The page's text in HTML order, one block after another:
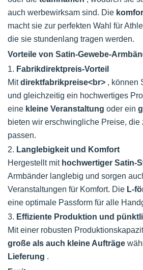
auch werbewirksam sind. Die
macht sie zur perfekten Wahl für
die sie stundenlang tragen werden.
Vorteile von Satin-Gewebe-
1. Fabrikdirektpreis-Vorteil
Mitdirektfabrikpreise<br> , können
und gleichzeitig ein hochwertiges
eine kleine Veranstaltung oder ein
bieten wir erschwingliche Preise, die
passen.
2. Langlebigkeit und Komfort
Hergestellt mit hochwertiger Satin-
Armbänder langlebig und sorgen
Veranstaltungen für Komfort. Die L-
eine optimale Passform für alle
3. Effiziente Produktion und
Mit einer robusten
große als auch kleine Aufträge
Lieferung .